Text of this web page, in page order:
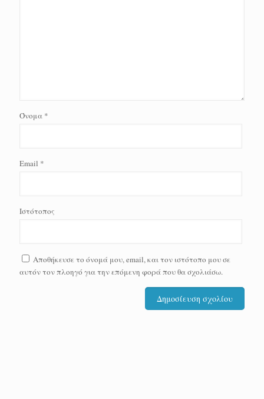
Όνομα *
Email *
Ιστότοπος
Αποθήκευσε το όνομά μου, email, και τον ιστότοπο μου σε
αυτόν τον πλοηγό για την επόμενη φορά που θα σχολιάσω.